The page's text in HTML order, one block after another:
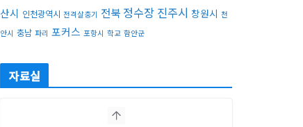
산시 인천광역시 전격살충기 전북 정수장 진주시 창원시 천
안시 충남 파리 포커스 포항시 학교 함안군
자료실